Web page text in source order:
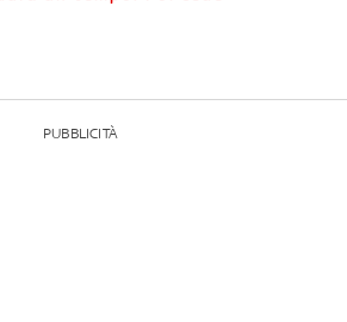
PUBBLICITÀ